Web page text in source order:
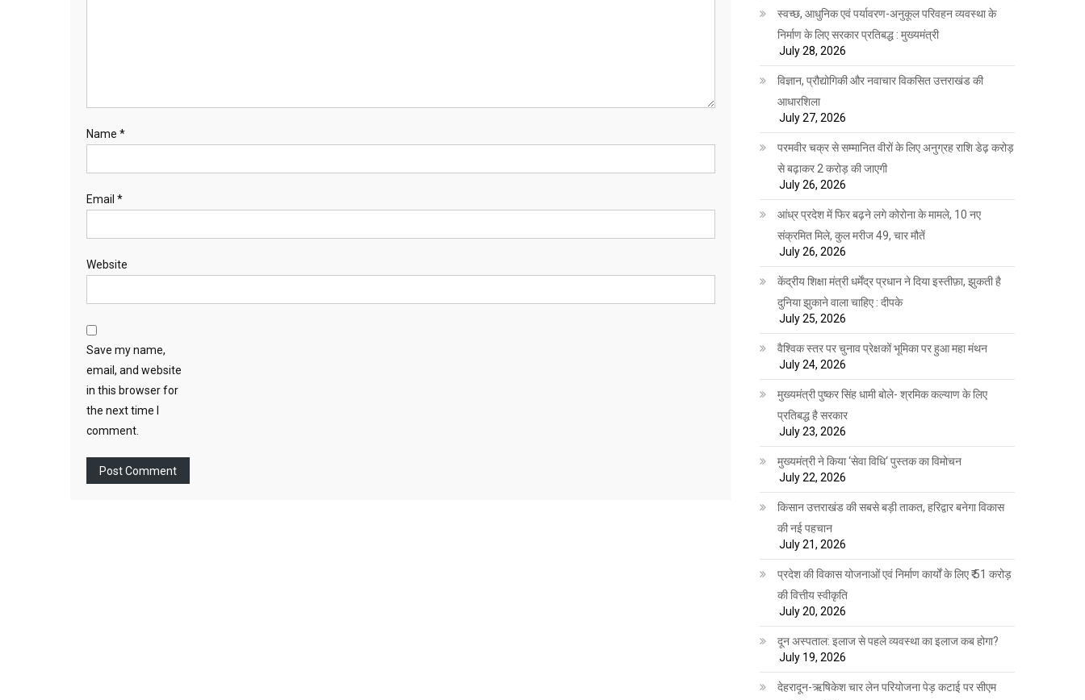
Name *
Email *
Website
Save my name,
email, and website
in this browser for
the next time I
comment.
स्वच्छ, आधुनिक एवं पर्यावरण-अनुकूल परिवहन व्यवस्था के
निर्माण के लिए सरकार प्रतिबद्ध : मुख्यमंत्री
July 28, 2026
विज्ञान, प्रौद्योगिकी और नवाचार विकसित उत्तराखंड की
आधारशिला
July 27, 2026
परमवीर चक्र से सम्मानित वीरों के लिए अनुग्रह राशि डेढ़ करोड़
से बढ़ाकर 2 करोड़ की जाएगी
July 26, 2026
आंध्र प्रदेश में फिर बढ़ने लगे कोरोना के मामले, 10 नए
संक्रमित मिले, कुल मरीज 49, चार मौतें
July 26, 2026
केंद्रीय शिक्षा मंत्री धर्मेंद्र प्रधान ने दिया इस्तीफ़ा, झुकती है
दुनिया झुकाने वाला चाहिए : दीपके
July 25, 2026
वैश्विक स्तर पर चुनाव प्रेक्षकों भूमिका पर हुआ महा मंथन
July 24, 2026
मुख्यमंत्री पुष्कर सिंह धामी बोले- श्रमिक कल्याण के लिए
प्रतिबद्ध है सरकार
July 23, 2026
मुख्यमंत्री ने किया ‘सेवा विधि‘ पुस्तक का विमोचन
July 22, 2026
किसान उत्तराखंड की सबसे बड़ी ताकत, हरिद्वार बनेगा विकास
की नई पहचान
July 21, 2026
प्रदेश की विकास योजनाओं एवं निर्माण कार्यों के लिए ₹ 51 करोड़
की वित्तीय स्वीकृति
July 20, 2026
दून अस्पताल: इलाज से पहले व्यवस्था का इलाज कब होगा?
July 19, 2026
देहरादून-ऋषिकेश चार लेन परियोजना पेड़ कटाई पर सीएम